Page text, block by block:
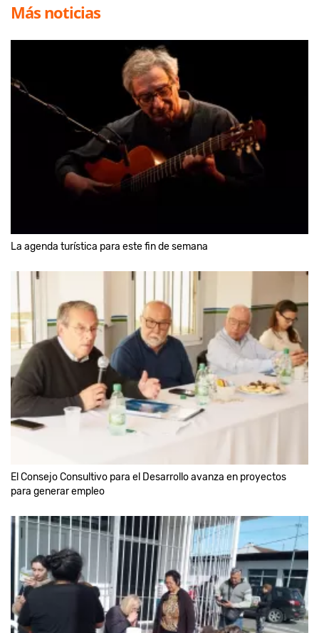
Más noticias
La agenda turística para este fin de semana
El Consejo Consultivo para el Desarrollo avanza en proyectos
para generar empleo